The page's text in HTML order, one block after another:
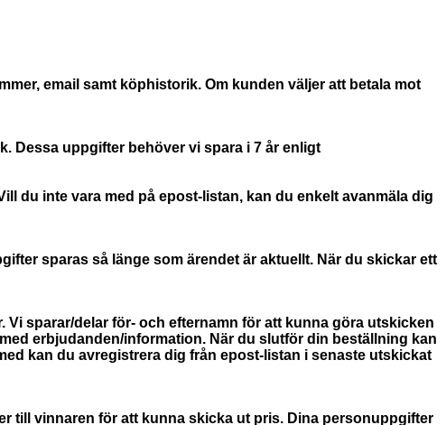
email samt köphistorik. Om kunden väljer att betala mot
Dessa uppgifter behöver vi spara i 7 år enligt
du inte vara med på epost-listan, kan du enkelt avanmäla dig
sparas så länge som ärendet är aktuellt. När du skickar ett
sparar/delar för- och efternamn för att kunna göra utskicken
erbjudanden/information. När du slutför din beställning kan
kan du avregistrera dig från epost-listan i senaste utskickat
till vinnaren för att kunna skicka ut pris. Dina personuppgifter